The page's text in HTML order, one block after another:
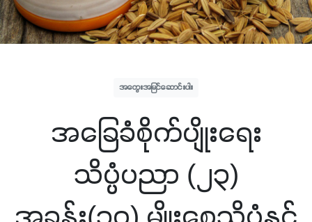
အတွေးအမြင်ဆောင်းပါး
အခြေခံစိုက်ပျိုးရေး
သိပ္ပံပညာ (၂၃)